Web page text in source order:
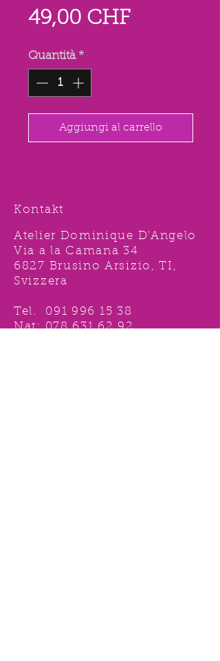
49,00 CHFPrezzo
Quantità *
Aggiungi al carrello
Kontakt
Atelier Dominique D'Angelo
Via a la Camana 34
6827 Brusino Arsizio, TI,
Svizzera
Tel. 091 996 15 38
Nat:078 631 62 92